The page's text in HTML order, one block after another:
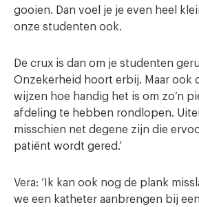
gooien. Dan voel je je even heel
onze studenten ook.
De crux is dan om je studenten
Onzekerheid hoort erbij. Maar ook
wijzen hoe handig het is om zo’n
afdeling te hebben rondlopen.
misschien net degene zijn die
patiënt wordt gered.’
Vera: ‘Ik kan ook nog de plank
we een katheter aanbrengen bij